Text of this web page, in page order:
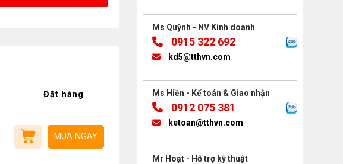
Đặt hàng
MUA NGAY
Ms Quỳnh - NV Kinh doanh
0915 322 692
kd5@tthvn.com
Ms Hiền - Kế toán & Giao nhận
0912 075 381
ketoan@tthvn.com
Mr Hoạt - Hỗ trợ kỹ thuật